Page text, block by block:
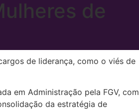
de
de liderança, como o viés de
em Administração pela FGV, com
da estratégia de